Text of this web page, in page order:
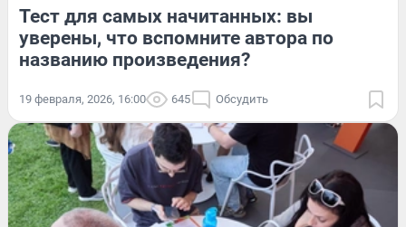
Тест для самых начитанных: вы
уверены, что вспомните автора по
названию произведения?
19 февраля, 2026, 16:00 645 Обсудить